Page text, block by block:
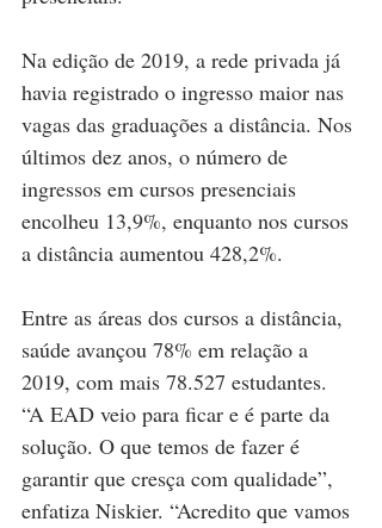
Na edição de 2019, a rede privada já
havia registrado o ingresso maior nas
vagas das graduações a distância. Nos
últimos dez anos, o número de
ingressos em cursos presenciais
encolheu 13,9%, enquanto nos cursos
a distância aumentou 428,2%.
Entre as áreas dos cursos a distância,
saúde avançou 78% em relação a
2019, com mais 78.527 estudantes.
“A EAD veio para ficar e é parte da
solução. O que temos de fazer é
garantir que cresça com qualidade”,
enfatiza Niskier. “Acredito que vamos